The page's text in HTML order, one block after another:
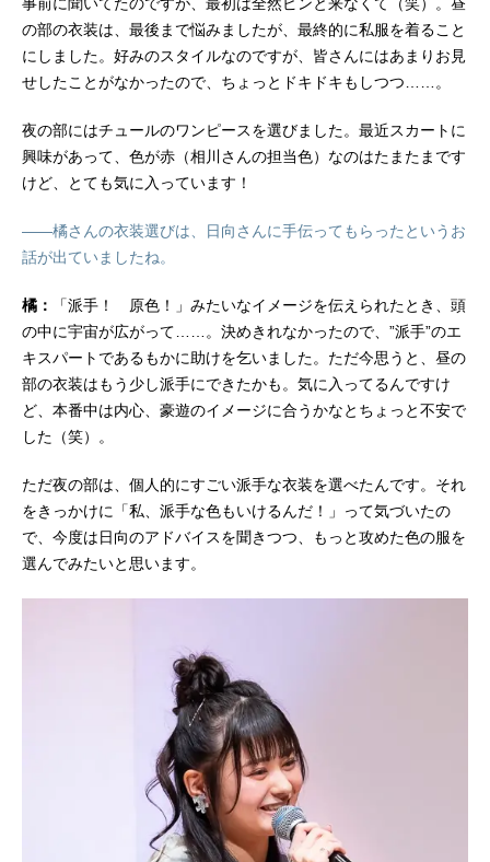
事前に聞いてたのですが、最初は全然ピンと来なくて（笑）。昼
の部の衣装は、最後まで悩みましたが、最終的に私服を着ること
にしました。好みのスタイルなのですが、皆さんにはあまりお見
せしたことがなかったので、ちょっとドキドキもしつつ……。
夜の部にはチュールのワンピースを選びました。最近スカートに
興味があって、色が赤（相川さんの担当色）なのはたまたまです
けど、とても気に入っています！
――橘さんの衣装選びは、日向さんに手伝ってもらったというお
話が出ていましたね。
橘：
「派手！ 原色！」みたいなイメージを伝えられたとき、頭
の中に宇宙が広がって……。決めきれなかったので、”派手”のエ
キスパートであるもかに助けを乞いました。ただ今思うと、昼の
部の衣装はもう少し派手にできたかも。気に入ってるんですけ
ど、本番中は内心、豪遊のイメージに合うかなとちょっと不安で
した（笑）。
ただ夜の部は、個人的にすごい派手な衣装を選べたんです。それ
をきっかけに「私、派手な色もいけるんだ！」って気づいたの
で、今度は日向のアドバイスを聞きつつ、もっと攻めた色の服を
選んでみたいと思います。